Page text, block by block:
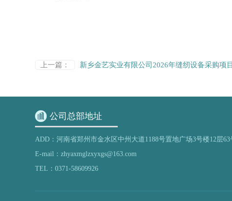
上一篇： 新乡金艺实业有限公司2026年缝纫设备采购项
公司总部地址
ADD：河南省郑州市金水区中州大道1188号置地广场3号楼12层63
E-mail：zhyaxmglzxyxgs@163.com
TEL：0371-58609926